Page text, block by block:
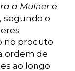
a Mulher e
segundo o
no produto
ordem de
ao longo